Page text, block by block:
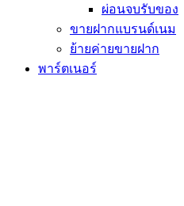
ผ่อนจบรับของ
ขายฝากแบรนด์เนม
ย้ายค่ายขายฝาก
พาร์ตเนอร์